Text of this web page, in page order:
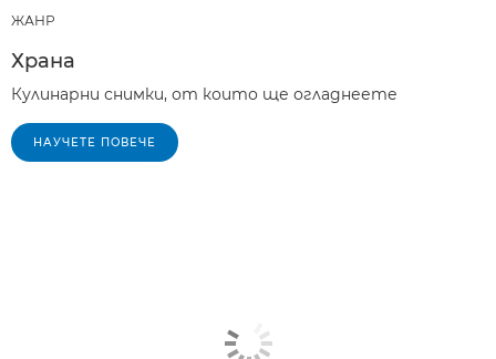
ЖАНР
Храна
Кулинарни снимки, от които ще огладнеете
НАУЧЕТЕ ПОВЕЧЕ